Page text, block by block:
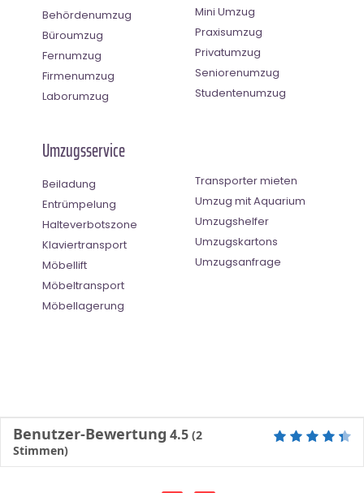
Behördenumzug
Büroumzug
Fernumzug
Firmenumzug
Laborumzug
Mini Umzug
Praxisumzug
Privatumzug
Seniorenumzug
Studentenumzug
Umzugsservice
Beiladung
Entrümpelung
Halteverbotszone
Klaviertransport
Möbellift
Möbeltransport
Möbellagerung
Transporter mieten
Umzug mit Aquarium
Umzugshelfer
Umzugskartons
Umzugsanfrage
Benutzer-Bewertung 4.5 (2
Stimmen)